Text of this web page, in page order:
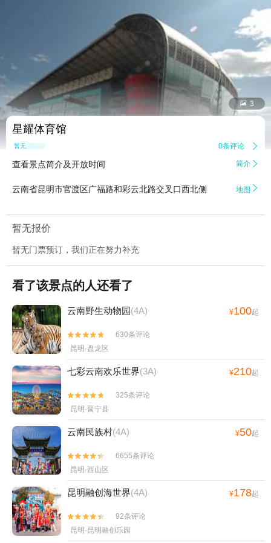
 3
星耀体育馆
暂无点评 0条评论 
查看景点简介及开放时间 简介 
云南省昆明市官渡区广福路和彩云北路交叉口西北侧 地图 
暂无报价
暂无门票预订，我们正在努力补充
看了该景点的人还看了
云南野生动物园(4A) ¥100起


630条评论
昆明·盘龙区
七彩云南欢乐世界(3A) ¥210起


325条评论
昆明·晋宁县
云南民族村(4A) ¥50起


6655条评论
昆明·西山区
昆明融创海世界(4A) ¥178起


92条评论
昆明·昆明融创乐园